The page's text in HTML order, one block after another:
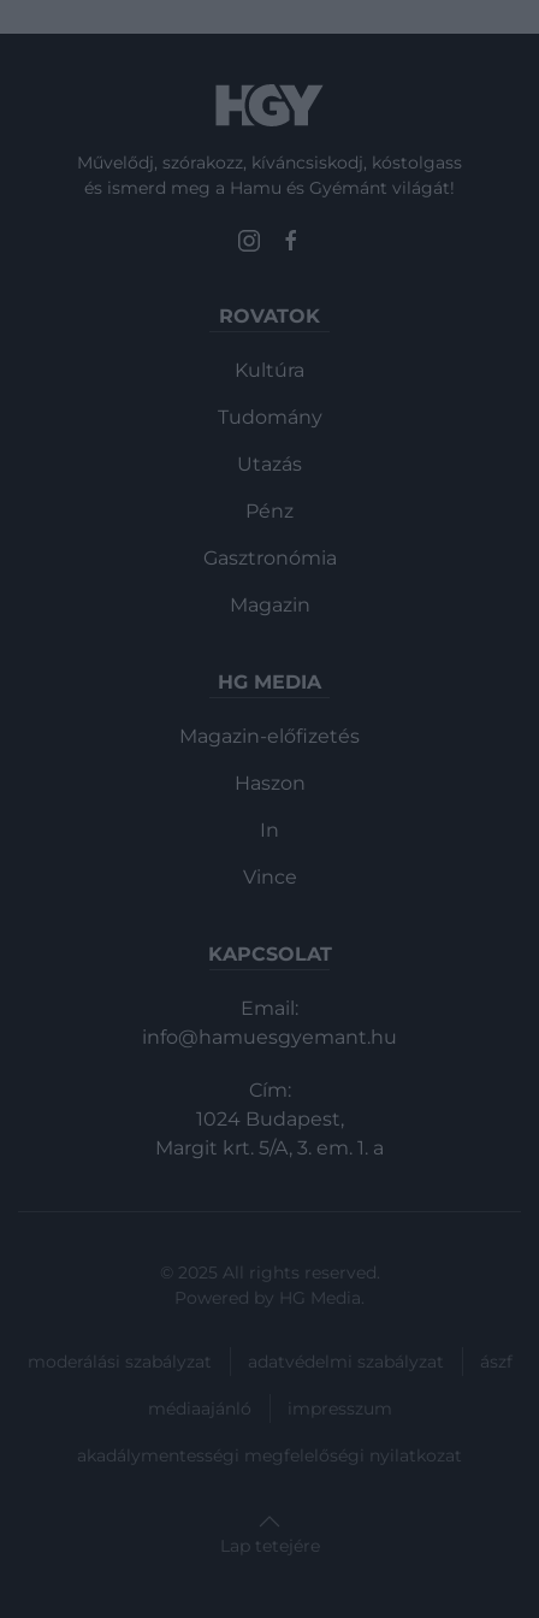
Művelődj, szórakozz, kíváncsiskodj, kóstolgass
és ismerd meg a Hamu és Gyémánt világát!
ROVATOK
Kultúra
Tudomány
Utazás
Pénz
Gasztronómia
Magazin
HG MEDIA
Magazin-előfizetés
Haszon
In
Vince
KAPCSOLAT
Email:
info@hamuesgyemant.hu
Cím:
1024 Budapest,
Margit krt. 5/A, 3. em. 1. a
© 2025 All rights reserved.
Powered by HG Media.
moderálási szabályzat adatvédelmi szabályzat ászf
médiaajánló impresszum
akadálymentességi megfelelőségi nyilatkozat
Lap tetejére